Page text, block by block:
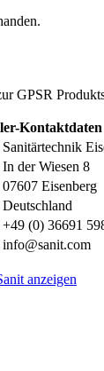
GPSR
Kontaktdaten
Sanitärtechnik
In der Wiesen 8
07607 Eisenberg
Deutschland
+49 (0) 36691
info@sanit.com
anzeigen